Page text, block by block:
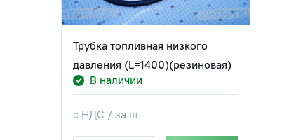
Трубка топливная низкого
давления (L=1400)(резиновая)
В наличии
с НДС / за шт